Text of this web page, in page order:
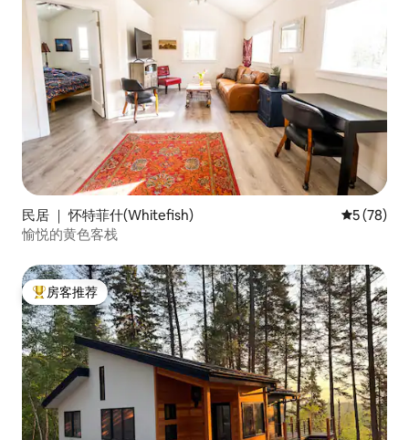
民居 ｜ 怀特菲什(Whitefish) 平均评分
5 (78)
愉悦的黄色客栈
热门「房客推荐」
房客推荐